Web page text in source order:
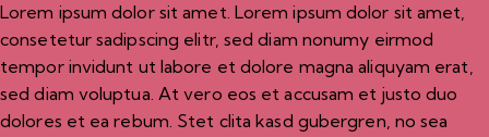
Lorem ipsum dolor sit amet. Lorem ipsum dolor sit amet,
consetetur sadipscing elitr, sed diam nonumy eirmod
tempor invidunt ut labore et dolore magna aliquyam erat,
sed diam voluptua. At vero eos et accusam et justo duo
dolores et ea rebum. Stet clita kasd gubergren, no sea